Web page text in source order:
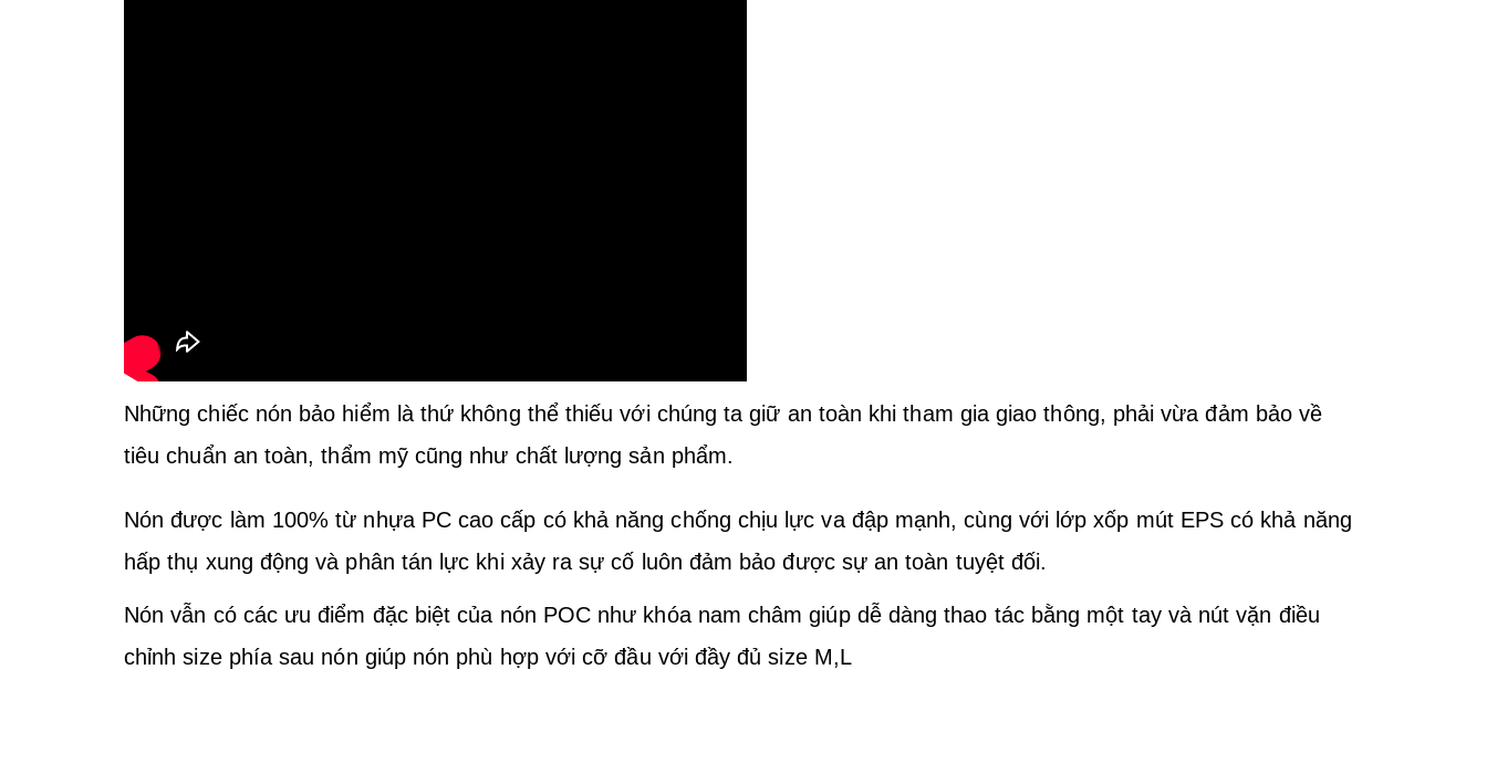
Những chiếc nón bảo hiểm là thứ không thể thiếu với chúng ta giữ an toàn khi tham gia giao thông, phải vừa đảm bảo về
tiêu chuẩn an toàn, thẩm mỹ cũng như chất lượng sản phẩm.
Nón được làm 100% từ nhựa PC cao cấp có khả năng chống chịu lực va đập mạnh, cùng với lớp xốp mút EPS có khả năng
hấp thụ xung động và phân tán lực khi xảy ra sự cố luôn đảm bảo được sự an toàn tuyệt đối.
Nón vẫn có các ưu điểm đặc biệt của nón POC như khóa nam châm giúp dễ dàng thao tác bằng một tay và nút vặn điều
chỉnh size phía sau nón giúp nón phù hợp với cỡ đầu với đầy đủ size M,L